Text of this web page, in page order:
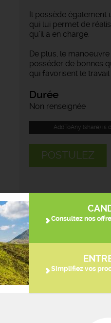
Il possède également
qui lui permet de
qu’il a en charge.
De plus, le
posséder de bonnes
qui favorisent le travail
Durée
Non renseignée
AddToAny (share) is
POSTULEZ
Consultez nos
Simplifiez vos